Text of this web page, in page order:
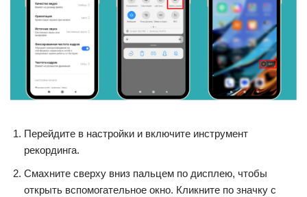
Перейдите в настройки и включите инструмент
рекординга.
Смахните сверху вниз пальцем по дисплею, чтобы
открыть вспомогательное окно. Кликните по значку с